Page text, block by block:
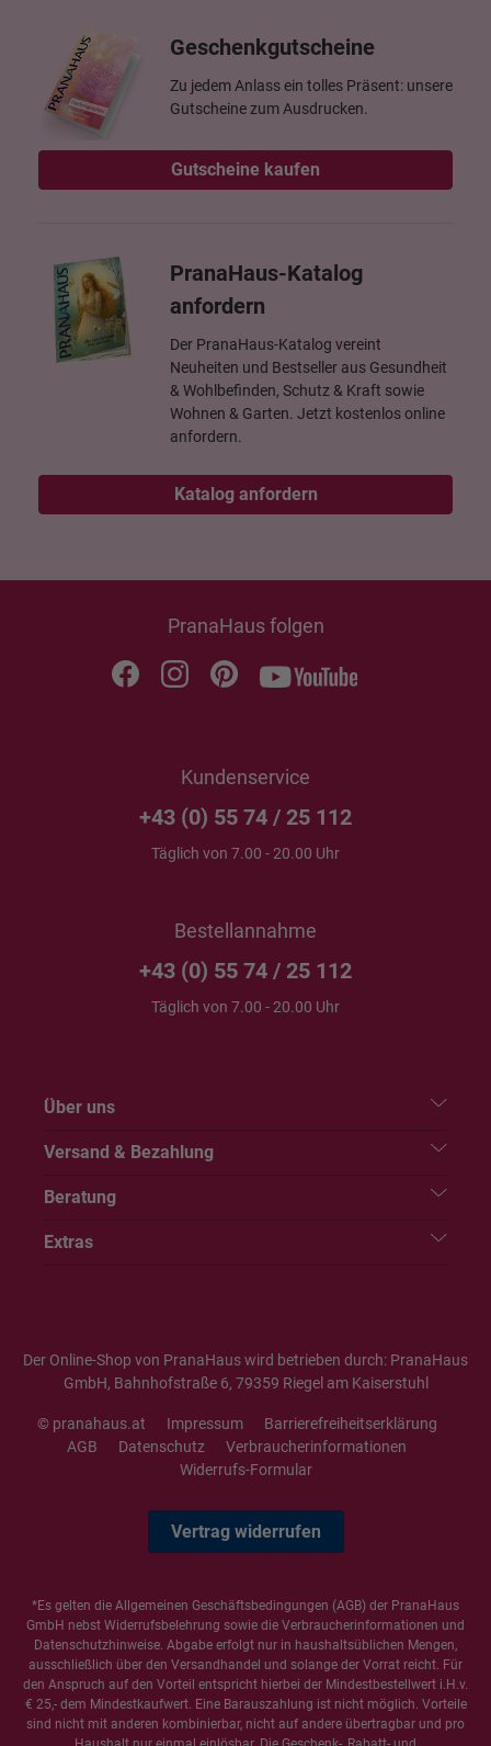
Geschenkgutscheine
Zu jedem Anlass ein tolles Präsent: unsere
Gutscheine zum Ausdrucken.
Gutscheine kaufen
PranaHaus-Katalog
anfordern
Der PranaHaus-Katalog vereint
Neuheiten und Bestseller aus Gesundheit
& Wohlbefinden, Schutz & Kraft sowie
Wohnen & Garten. Jetzt kostenlos online
anfordern.
Katalog anfordern
PranaHaus folgen
Kundenservice
+43 (0) 55 74 / 25 112
Täglich von 7.00 - 20.00 Uhr
Bestellannahme
+43 (0) 55 74 / 25 112
Täglich von 7.00 - 20.00 Uhr
Über uns
Versand & Bezahlung
Beratung
Extras
Der Online-Shop von PranaHaus wird betrieben durch: PranaHaus
GmbH, Bahnhofstraße 6, 79359 Riegel am Kaiserstuhl
© pranahaus.at Impressum
Barrierefreiheitserklärung
AGB
Datenschutz
Verbraucherinformationen
Widerrufs-Formular
Vertrag widerrufen
*Es gelten die Allgemeinen Geschäftsbedingungen (AGB) der PranaHaus
GmbH nebst Widerrufsbelehrung sowie die Verbraucherinformationen und
Datenschutzhinweise. Abgabe erfolgt nur in haushaltsüblichen Mengen,
ausschließlich über den Versandhandel und solange der Vorrat reicht. Für
den Anspruch auf den Vorteil entspricht hierbei der Mindestbestellwert i.H.v.
€ 25,- dem Mindestkaufwert. Eine Barauszahlung ist nicht möglich. Vorteile
sind nicht mit anderen kombinierbar, nicht auf andere übertragbar und pro